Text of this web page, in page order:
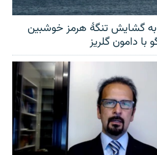
به گشایش تنگهٔ هرمز خوشبین
با دامون گلریز